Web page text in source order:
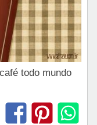
todo mundo